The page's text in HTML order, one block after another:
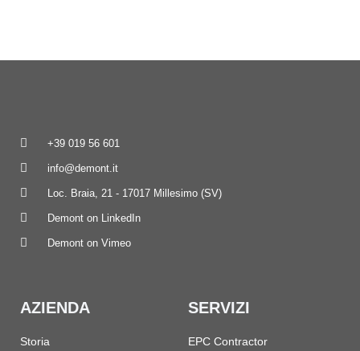
+39 019 56 601
info@demont.it
Loc. Braia, 21 - 17017 Millesimo (SV)
Demont on LinkedIn
Demont on Vimeo
AZIENDA
Storia
SERVIZI
EPC Contractor